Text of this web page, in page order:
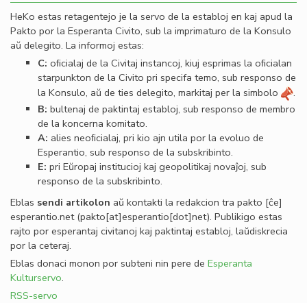
HeKo estas retagentejo je la servo de la establoj en kaj apud la
Pakto por la Esperanta Civito, sub la imprimaturo de la Konsulo
aŭ delegito. La informoj estas:
C: oﬁcialaj de la Civitaj instancoj, kiuj esprimas la oﬁcialan
starpunkton de la Civito pri specifa temo, sub responso de
la Konsulo, aŭ de ties delegito, markitaj per la simbolo
.
B: bultenaj de paktintaj establoj, sub responso de membro
de la koncerna komitato.
A: alies neoﬁcialaj, pri kio ajn utila por la evoluo de
Esperantio, sub responso de la subskribinto.
E: pri Eŭropaj institucioj kaj geopolitikaj novaĵoj, sub
responso de la subskribinto.
Eblas sendi artikolon aŭ kontakti la redakcion tra pakto [ĉe]
esperantio.net(pakto[at]esperantio[dot]net). Publikigo estas
rajto por esperantaj civitanoj kaj paktintaj establoj, laŭdiskrecia
por la ceteraj.
Eblas donaci monon por subteni nin pere de Esperanta
Kulturservo.
RSS-servo